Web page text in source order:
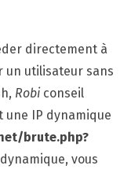
directement à
un utilisateur sans
Robiconseil
une IP dynamique
brute.php?
vous